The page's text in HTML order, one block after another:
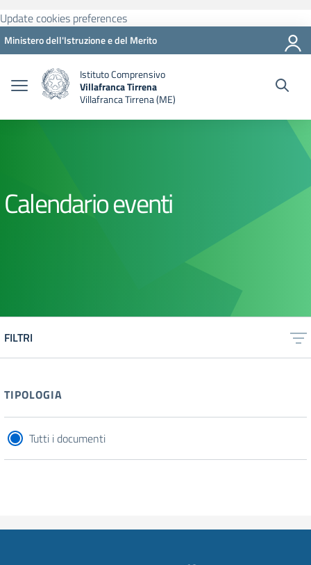
Update cookies preferences
Ministero dell'Istruzione e del Merito
Istituto Comprensivo
Villafranca Tirrena
Villafranca Tirrena (ME)
Calendario eventi
FILTRI
TIPOLOGIA
Tutti i documenti